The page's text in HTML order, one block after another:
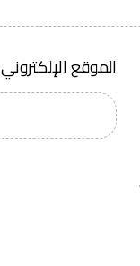
الموقع الإلكتروني